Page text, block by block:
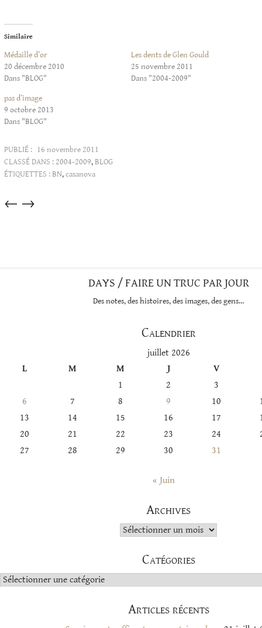
Similaire
Médaille d’or
20 décembre 2010
Dans "BLOG"
Les dents de Glen Gould
25 novembre 2011
Dans "2004-2009"
pas d’image
9 octobre 2013
Dans "BLOG"
PUBLIÉ : 16 novembre 2011
CLASSÉ DANS : 2004-2009,BLOG
ÉTIQUETTES :BN,casanova
Articles
→
←
DAYS / FAIRE UN TRUC PAR JOUR
Des notes, des histoires, des images, des gens…
Calendrier
juillet 2026
L
M M J
V
1
2
3
6
7 8 9 10
13
14 15 16 17
20
21 22 23 24
27
28 29 30 31
« Juin
Archives
Archives
Catégories
Catégories
Articles récents